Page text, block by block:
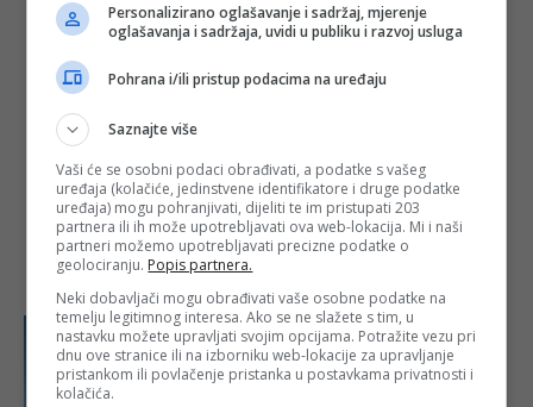
Lažno
prikazivanje
ulaganja u
Hotel Tuzla:
Osuđujuća
presuda za
Igora Pogačara
Objavljeno:20.
03. 2025.
Opširnije
Personalizirano oglašavanje i sadržaj, mjerenje
oglašavanja i sadržaja, uvidi u publiku i razvoj usluga
Pohrana i/ili pristup podacima na uređaju
Saznajte više
Vaši će se osobni podaci obrađivati, a podatke s vašeg
uređaja (kolačiće, jedinstvene identifikatore i druge podatke
uređaja) mogu pohranjivati, dijeliti te im pristupati 203
partnera ili ih može upotrebljavati ova web-lokacija. Mi i naši
partneri možemo upotrebljavati precizne podatke o
geolociranju. Popis partnera.
Neki dobavljači mogu obrađivati vaše osobne podatke na
temelju legitimnog interesa. Ako se ne slažete s tim, u
nastavku možete upravljati svojim opcijama. Potražite vezu pri
dnu ove stranice ili na izborniku web-lokacije za upravljanje
pristankom ili povlačenje pristanka u postavkama privatnosti i
kolačića.